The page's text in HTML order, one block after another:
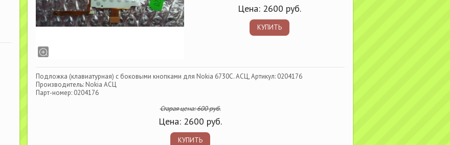
Цена: 2600 руб.
КУПИТЬ
Подложка (клавиатурная) с боковыми кнопками для Nokia 6730C. АСЦ, Артикул: 0204176
Производитель: Nokia АСЦ
Парт-номер: 0204176
Старая цена:600руб.
Цена: 2600 руб.
КУПИТЬ